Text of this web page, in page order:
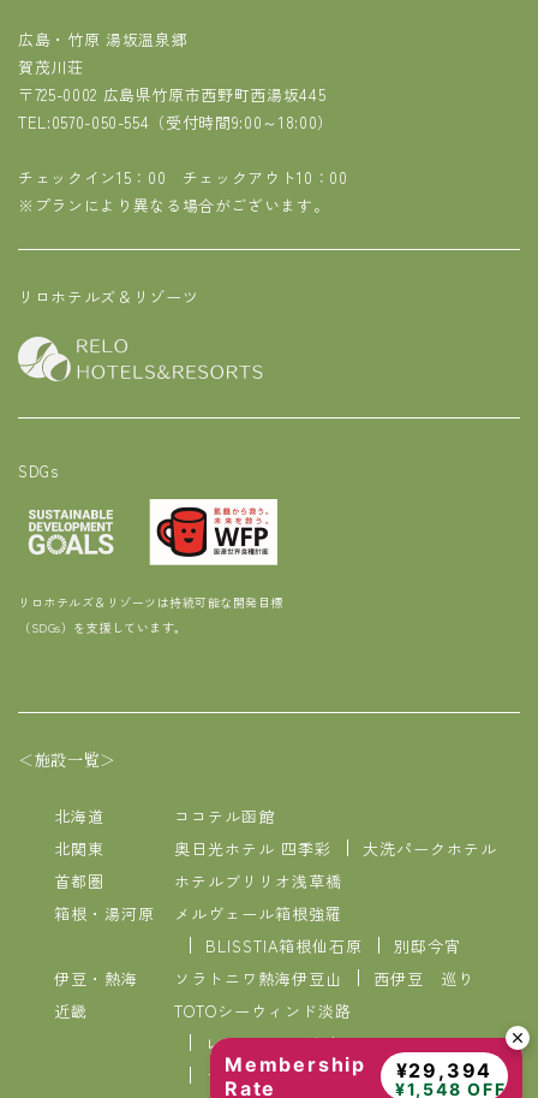
広島・竹原 湯坂温泉郷
賀茂川荘
〒725-0002 広島県竹原市西野町西湯坂445
TEL:0570-050-554 （受付時間9:00～18:00）
チェックイン15：00 チェックアウト10：00
※プランにより異なる場合がございます。
リロホテルズ＆リゾーツ
SDGs
リロホテルズ＆リゾーツは持続可能な開発目標
（SDGs）を支援しています。
＜施設一覧＞
北海道
ココテル函館
北関東
奥日光ホテル 四季彩
大洗パークホテル
首都圏
ホテルブリリオ浅草橋
箱根・湯河原
メルヴェール箱根強羅
BLISSTIA箱根仙石原
別邸今宵
伊豆・熱海
ソラトニワ熱海伊豆山
西伊豆 巡り
近畿
TOTOシーウィンド淡路
レイセニット城崎スイートVILLA
ラコンテ有馬
Membership
Rate
¥29,394
¥1,548 OFF